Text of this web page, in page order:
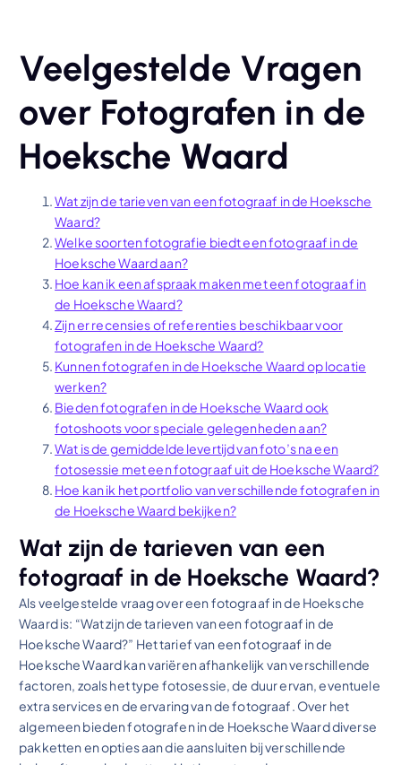
Veelgestelde Vragen
over Fotografen in de
Hoeksche Waard
Wat zijn de tarieven van een fotograaf in de Hoeksche
Waard?
Welke soorten fotografie biedt een fotograaf in de
Hoeksche Waard aan?
Hoe kan ik een afspraak maken met een fotograaf in
de Hoeksche Waard?
Zijn er recensies of referenties beschikbaar voor
fotografen in de Hoeksche Waard?
Kunnen fotografen in de Hoeksche Waard op locatie
werken?
Bieden fotografen in de Hoeksche Waard ook
fotoshoots voor speciale gelegenheden aan?
Wat is de gemiddelde levertijd van foto’s na een
fotosessie met een fotograaf uit de Hoeksche Waard?
Hoe kan ik het portfolio van verschillende fotografen in
de Hoeksche Waard bekijken?
Wat zijn de tarieven van een
fotograaf in de Hoeksche Waard?
Als veelgestelde vraag over een fotograaf in de Hoeksche
Waard is: “Wat zijn de tarieven van een fotograaf in de
Hoeksche Waard?” Het tarief van een fotograaf in de
Hoeksche Waard kan variëren afhankelijk van verschillende
factoren, zoals het type fotosessie, de duur ervan, eventuele
extra services en de ervaring van de fotograaf. Over het
algemeen bieden fotografen in de Hoeksche Waard diverse
pakketten en opties aan die aansluiten bij verschillende